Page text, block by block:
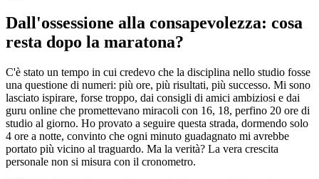
Dall'ossessione alla consapevolezza: cosa
resta dopo la maratona?
C'è stato un tempo in cui credevo che la disciplina nello studio fosse
una questione di numeri: più ore, più risultati, più successo. Mi sono
lasciato ispirare, forse troppo, dai consigli di amici ambiziosi e dai
guru online che promettevano miracoli con 16, 18, perfino 20 ore di
studio al giorno. Ho provato a seguire questa strada, dormendo solo
4 ore a notte, convinto che ogni minuto guadagnato mi avrebbe
portato più vicino al traguardo. Ma la verità? La vera crescita
personale non si misura con il cronometro.